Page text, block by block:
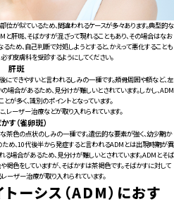
位が似ているため、間違われるケースが多々あります。典型的な
肝斑、そばかすが混ざって現れることもあり、その場合はなお
ため、自己判断で対処しようとすると、かえって悪化することも
ず皮膚科を受診するようにしてください。
肝斑
できやすいと言われるしみの一種です。頬骨周囲や額など、左
合があるため、見分けが難しいとされています。しかし、ADM
が多く、識別のポイントとなっています。
レーザー治療などが取り入れられています。
す（雀卵斑）
な茶色の点状のしみの一種です。遺伝的な要素が強く、幼少期か
ため、10代後半から発症すると言われるADMとは出現時期が異
る場合があるため、見分けが難しいとされています。ADMとそば
色をしていますが、そばかすは茶褐色です。そばかすに対して
ーザー治療が取り入れられています。
ーシス（ADM）におす